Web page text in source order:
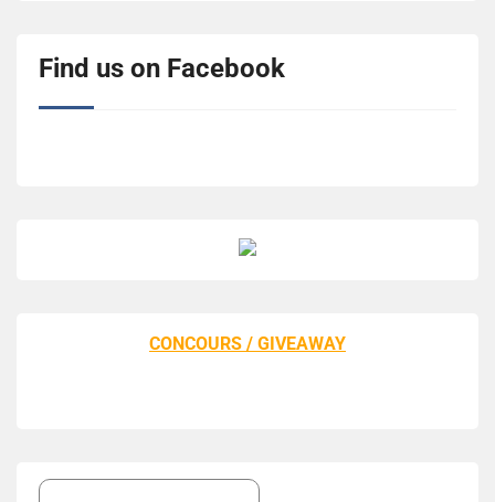
Find us on Facebook
CONCOURS / GIVEAWAY